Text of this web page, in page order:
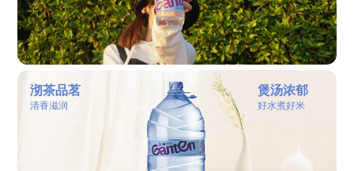
沏茶品茗
清香滋润
煲汤浓郁
好水煮好米